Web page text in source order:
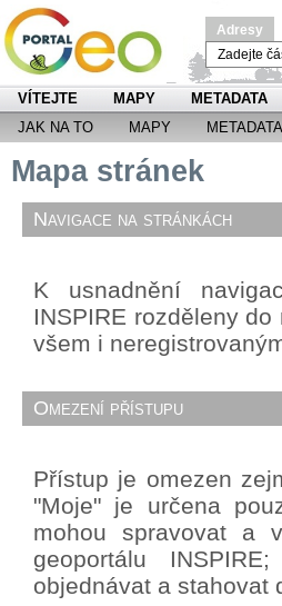
Adresy
VÍTEJTE MAPY METADATA
JAK NA TO
MAPY METADATA
Mapa stránek
Navigace na stránkách
K usnadnění
INSPIRE rozděleny
všem i
Omezení přístupu
Přístup je omezen
"Moje" je určena
mohou spravovat a
geoportálu
objednávat a stahovat